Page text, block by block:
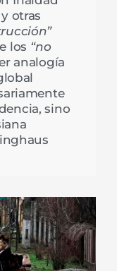
otras
los “no
analogía
sino